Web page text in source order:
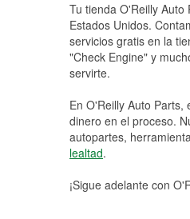
Tu tienda O'Reilly Auto
Estados Unidos.
servicios gratis en la
"Check Engine" y
servirte.
En O'Reilly Auto
dinero en el proceso.
autopartes,
lealtad.
¡Sigue adelante con